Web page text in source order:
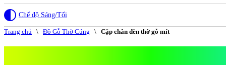
Chế độ Sáng/Tối
Trang chủ \ Đồ Gỗ Thờ Cúng \ Cặp chân đèn thờ gỗ mít